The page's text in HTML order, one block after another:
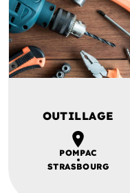
OUTILLAGE
POMPAC
STRASBOURG